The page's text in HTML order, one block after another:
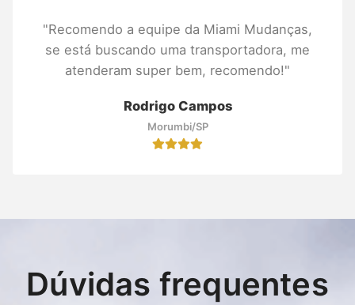
"Recomendo a equipe da Miami Mudanças,
se está buscando uma transportadora, me
atenderam super bem, recomendo!"
Rodrigo Campos
Morumbi/SP
Dúvidas frequentes